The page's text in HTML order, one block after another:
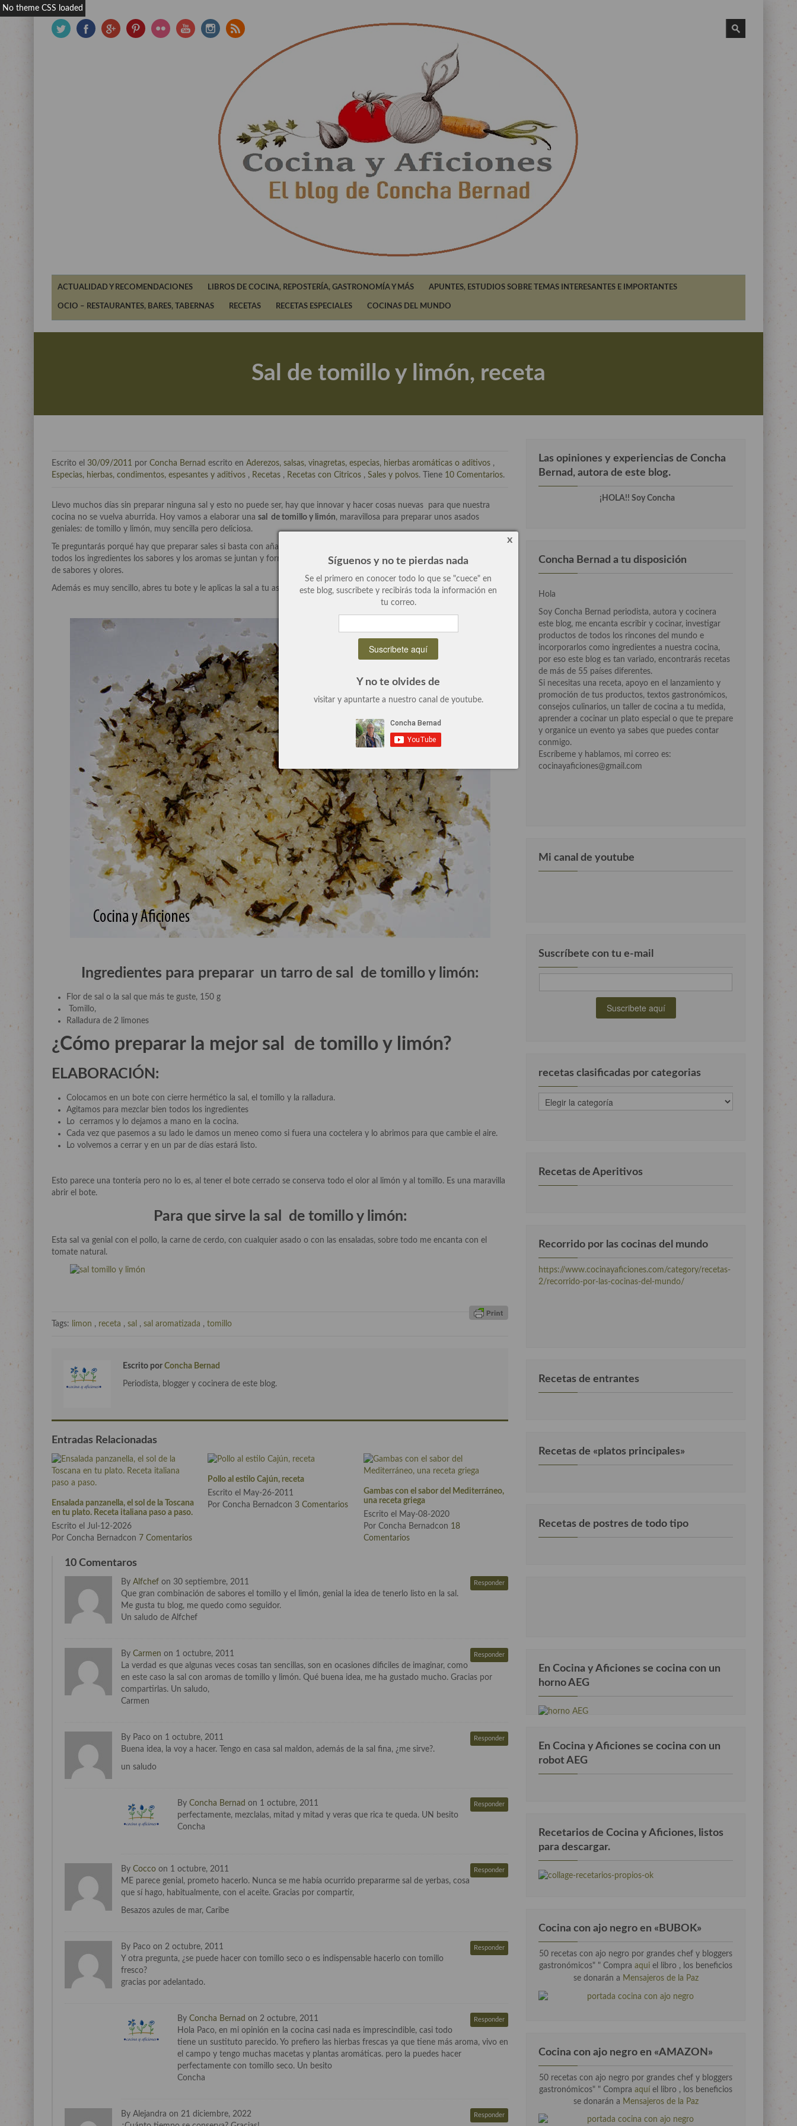
ACTUALIDAD Y RECOMENDACIONES LIBROS DE COCINA, REPOSTERÍA, GASTRONOMÍA Y MÁS APUNTES, ESTUDIOS SOBRE TEMAS INTERESANTES E IMPORTANTES
OCIO – RESTAURANTES, BARES, TABERNAS RECETAS RECETAS ESPECIALES COCINAS DEL MUNDO
Sal de tomillo y limón, receta
Escrito el 30/09/2011 por Concha Bernad escrito en Aderezos, salsas, vinagretas, especias, hierbas aromáticas o aditivos ,
Especias, hierbas, condimentos, espesantes y aditivos , Recetas , Recetas con Citricos , Sales y polvos. Tiene 10 Comentarios.
Llevo muchos días sin preparar ninguna sal y esto no puede ser, hay que innovar y hacer cosas nuevas para que nuestra
cocina no se vuelva aburrida. Hoy vamos a elaborar una sal de tomillo y limón, maravillosa para preparar unos asados
geniales: de tomillo y limón, muy sencilla pero deliciosa.
Te preguntarás porqué hay que preparar sales si basta con añadir al pollo cada ingrediente, pues muy sencillo, al poner juntos
todos los ingredientes los sabores y los aromas se juntan y forman un nuevo ingrediente: nuestra rica sal que es un festival
de sabores y olores.
Además es muy sencillo, abres tu bote y le aplicas la sal a tu asado, al horno y listo. ¡Más fácil imposible!
Ingredientes para preparar un tarro de sal de tomillo y limón:
Flor de sal o la sal que más te guste, 150 g
Tomillo,
Ralladura de 2 limones
¿Cómo preparar la mejor sal de tomillo y limón?
ELABORACIÓN:
Colocamos en un bote con cierre hermético la sal, el tomillo y la ralladura.
Agitamos para mezclar bien todos los ingredientes
Lo cerramos y lo dejamos a mano en la cocina.
Cada vez que pasemos a su lado le damos un meneo como si fuera una coctelera y lo abrimos para que cambie el aire.
Lo volvemos a cerrar y en un par de días estará listo.
Esto parece una tontería pero no lo es, al tener el bote cerrado se conserva todo el olor al limón y al tomillo. Es una maravilla
abrir el bote.
Para que sirve la sal de tomillo y limón:
Esta sal va genial con el pollo, la carne de cerdo, con cualquier asado o con las ensaladas, sobre todo me encanta con el
tomate natural.
Tags: limon , receta , sal , sal aromatizada , tomillo
Escrito por Concha Bernad
Periodista, blogger y cocinera de este blog.
Entradas Relacionadas
Ensalada panzanella, el sol de la Toscana
en tu plato. Receta italiana paso a paso.
Escrito el Jul-12-2026
Por Concha Bernadcon 7 Comentarios
Pollo al estilo Cajún, receta
Escrito el May-26-2011
Por Concha Bernadcon3 Comentarios
Gambas con el sabor del Mediterráneo,
una receta griega
Escrito el May-08-2020
Por Concha Bernadcon 18
Comentarios
10 Comentaros
By Alfchef on 30 septiembre, 2011 Responder
Que gran combinación de sabores el tomillo y el limón, genial la idea de tenerlo listo en la sal.
Me gusta tu blog, me quedo como seguidor.
Un saludo de Alfchef
By Carmen on 1 octubre, 2011 Responder
La verdad es que algunas veces cosas tan sencillas, son en ocasiones dificiles de imaginar, como
en este caso la sal con aromas de tomillo y limón. Qué buena idea, me ha gustado mucho. Gracias por
compartirlas. Un saludo,
Carmen
By Paco on 1 octubre, 2011 Responder
Buena idea, la voy a hacer. Tengo en casa sal maldon, además de la sal fina, ¿me sirve?.
un saludo
By Concha Bernad on 1 octubre, 2011 Responder
perfectamente, mezclalas, mitad y mitad y veras que rica te queda. UN besito
Concha
By Cocco on 1 octubre, 2011 Responder
ME parece genial, prometo hacerlo. Nunca se me había ocurrido prepararme sal de yerbas, cosa
que sí hago, habitualmente, con el aceite. Gracias por compartir,
Besazos azules de mar, Caribe
By Paco on 2 octubre, 2011 Responder
Y otra pregunta, ¿se puede hacer con tomillo seco o es indispensable hacerlo con tomillo
fresco?
gracias por adelantado.
By Concha Bernad on 2 octubre, 2011 Responder
Hola Paco, en mi opinión en la cocina casi nada es imprescindible, casi todo
tiene un sustituto parecido. Yo prefiero las hierbas frescas ya que tiene más aroma, vivo en
el campo y tengo muchas macetas y plantas aromáticas. pero la puedes hacer
perfectamente con tomillo seco. Un besito
Concha
By Alejandra on 21 diciembre, 2022 Responder
Las opiniones y experiencias de Concha
Bernad, autora de este blog.
¡HOLA!! Soy Concha
Concha Bernad a tu disposición
Hola
Soy Concha Bernad periodista, autora y cocinera
este blog, me encanta escribir y cocinar, investigar
productos de todos los rincones del mundo e
incorporarlos como ingredientes a nuestra cocina,
por eso este blog es tan variado, encontrarás recetas
de más de 55 países diferentes.
Si necesitas una receta, apoyo en el lanzamiento y
promoción de tus productos, textos gastronómicos,
consejos culinarios, un taller de cocina a tu medida,
aprender a cocinar un plato especial o que te prepare
y organice un evento ya sabes que puedes contar
conmigo.
Escríbeme y hablamos, mi correo es:
cocinayaficiones@gmail.com
Mi canal de youtube
Suscríbete con tu e-mail
recetas clasificadas por categorias
recetas
clasificadas
Recetas de Aperitivos
Recorrido por las cocinas del mundo
https://www.cocinayaficiones.com/category/recetas-
2/recorrido-por-las-cocinas-del-mundo/
Recetas de entrantes
Recetas de «platos principales»
Recetas de postres de todo tipo
En Cocina y Aficiones se cocina con un
horno AEG
En Cocina y Aficiones se cocina con un
robot AEG
Recetarios de Cocina y Aficiones, listos
para descargar.
Cocina con ajo negro en «BUBOK»
50 recetas con ajo negro por grandes chef y bloggers
gastronómicos" " Compra aqui el libro , los beneficios
se donarán a Mensajeros de la Paz
Cocina con ajo negro en «AMAZON»
50 recetas con ajo negro por grandes chef y bloggers
gastronómicos" " Compra aquí el libro , los beneficios
se donarán a Mensajeros de la Paz
x
Síguenos y no te pierdas nada
Se el primero en conocer todo lo que se "cuece" en
este blog, suscribete y recibirás toda la información en
tu correo.
Y no te olvides de
visitar y apuntarte a nuestro canal de youtube.
No theme CSS loaded